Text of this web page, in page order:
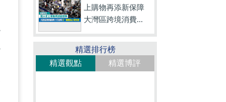
上購物再添新保障
大灣區跨境消費...
精選排行榜
精選觀點
精選博評